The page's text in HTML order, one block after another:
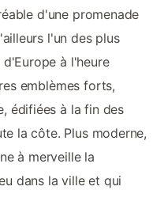
d'une promenade
l'un des plus
à l'heure
emblèmes forts,
édifiées à la fin des
la côte. Plus moderne,
à merveille la
dans la ville et qui